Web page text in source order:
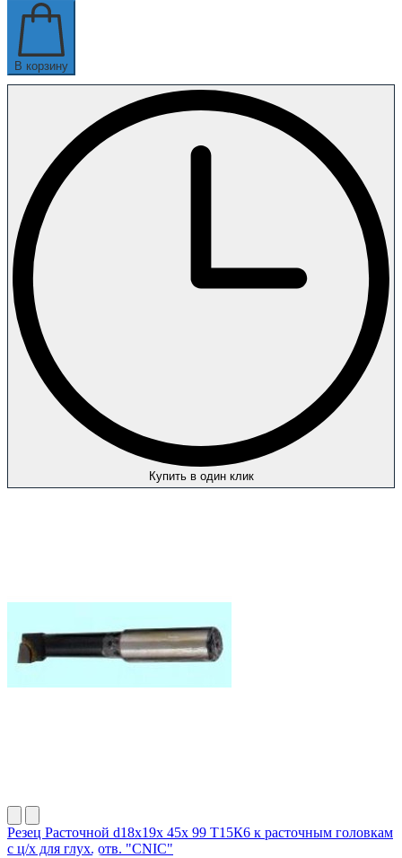
В корзину
Купить в один клик
Резец Расточной d18х19х 45х 99 Т15К6 к расточным головкам
с ц/х для глух. отв. "CNIC"